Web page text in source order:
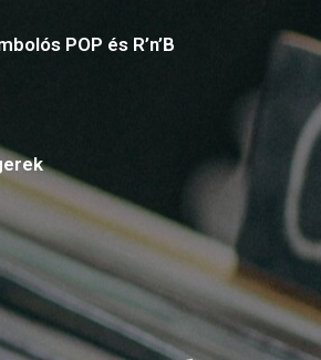
POP és R’n’B